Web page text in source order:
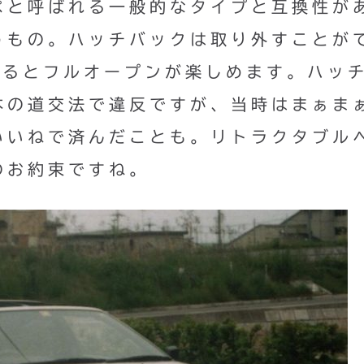
呼ばれる一般的なタイプと互換性が
の。ハッチバックは取り外すことが
とフルオープンが楽しめます。ハッ
道交法で違反ですが、当時はまぁま
ねで済んだことも。リトラクタブル
約束ですね。